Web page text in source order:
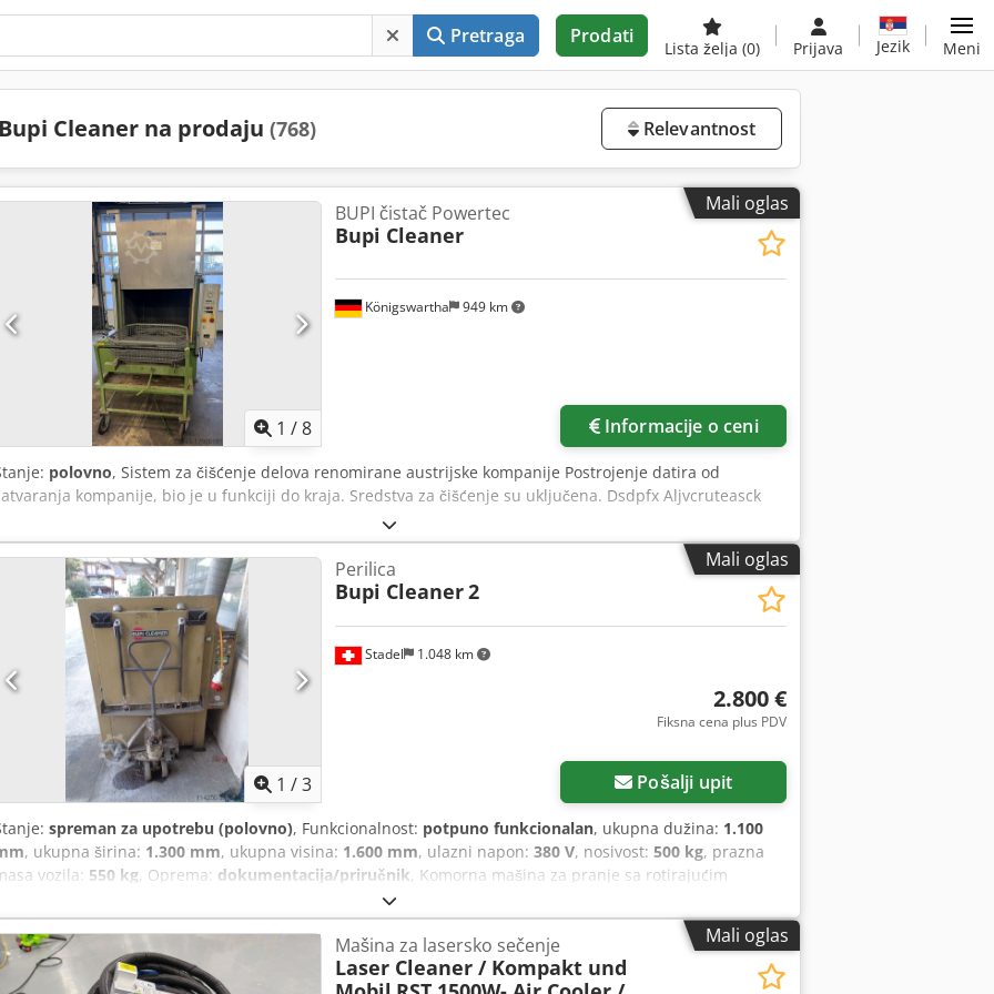
Pretraga Prodati
Lista želja (0) Prijava Jezik Meni
Bupi Cleaner na prodaju (768) Relevantnost
Mali oglas
1 /8
Königswartha 949 km
BUPI čistač Powertec
Bupi Cleaner
Informacije o ceni
polovno, Sistem za čišćenje delova renomirane austrijske kompanije Postrojenje datira od
kompanije, bio je u funkciji do kraja. Sredstva za čišćenje su uključena. Dsdpfx Aljvcruteasck
Mali oglas
1 /3
Stadel 1.048 km
Perilica
Bupi Cleaner2
2.800 €
Fiksna cena plus PDV
Pošalji upit
spreman za upotrebu (polovno), Funkcionalnost: potpuno funkcionalan, ukupna dužina: 1.100
, ukupna širina: 1.300 mm, ukupna visina: 1.600 mm, ulazni napon: 380 V, nosivost: 500 kg, prazna
vozila: 550 kg, Oprema: dokumentacija/priručnik, Komorna mašina za pranje sa rotirajućim
rešetkom. Maksimalna težina radnog komada 500 kg, dimenzije korpe 74x74 cm, maksimalna visina
komada 66 cm. Uključuje kolica za utovar i prašak za čišćenje. Priručnik za upotrebu je dostupan.
Alaock
Mali oglas
Mašina za lasersko sečenje
Laser Cleaner / Kompakt und